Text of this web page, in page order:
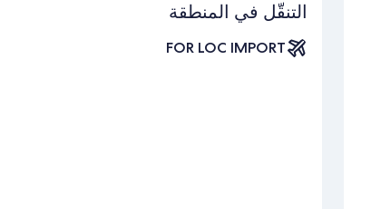
التنقّل في المنطقة
FOR LOC IMPORT